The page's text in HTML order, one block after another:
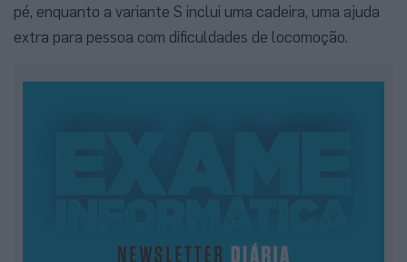
pé, enquanto a variante S inclui uma cadeira, uma ajuda
extra para pessoa com dificuldades de locomoção.